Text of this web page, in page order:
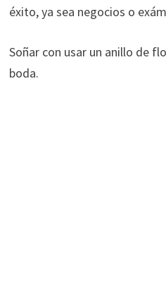
éxito, ya sea negocios o
Soñar con usar un anillo de
boda.